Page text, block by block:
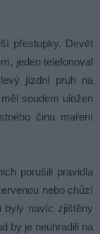
přestupky. Devět
jeden telefonoval
jízdní pruh na
soudem uložen
činu maření
porušili pravidla
nebo chůzí
byly navíc zjištěny
by je neuhradili na